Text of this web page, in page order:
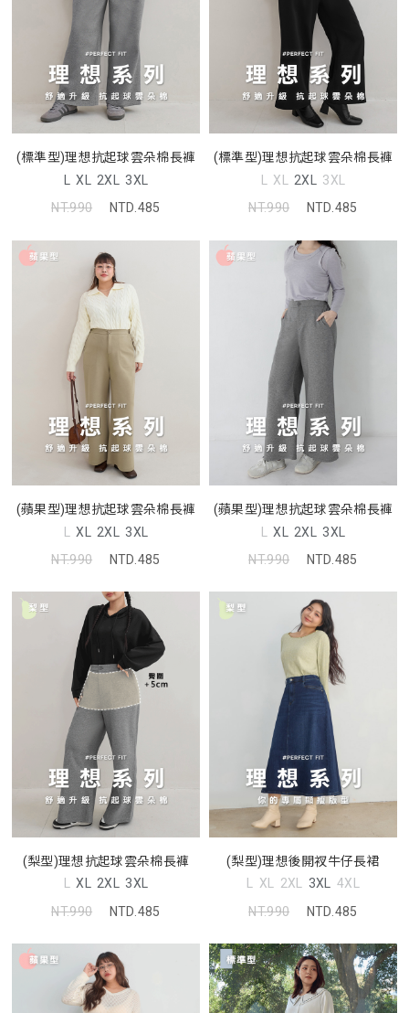
(標準型)理想抗起球雲朵棉長褲
L XL 2XL 3XL
NT.990
NTD.485
(標準型)理想抗起球雲朵棉長褲
L XL 2XL 3XL
NT.990
NTD.485
(蘋果型)理想抗起球雲朵棉長褲
L XL 2XL 3XL
NT.990
NTD.485
(蘋果型)理想抗起球雲朵棉長褲
L XL 2XL 3XL
NT.990
NTD.485
(梨型)理想抗起球雲朵棉長褲
L XL 2XL 3XL
NT.990
NTD.485
(梨型)理想後開衩牛仔長裙
L XL 2XL 3XL 4XL
NT.990
NTD.485